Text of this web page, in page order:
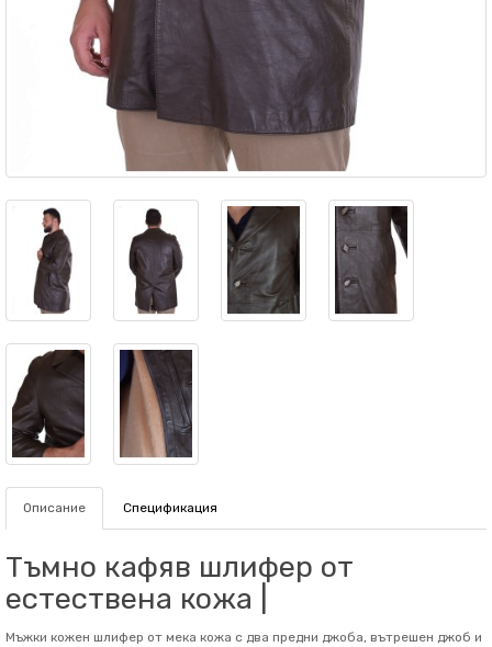
Описание Спецификация
Тъмно кафяв шлифер от
естествена кожа |
Мъжки кожен шлифер от мека кожа с два предни джоба, вътрешен джоб и